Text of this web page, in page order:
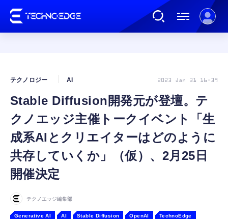
AI
ガジェット
ゲーム
Stable Diffusion開発元が登壇。テ
クノエッジ主催トークイベント「生
成系AIとクリエイターはどのように
共存していくか」（仮）、2月25日
開催決定
テクノロジー AI 2023 Jan 31 16:39
テクノエッジ編集部
Generative AI AI Stable Diffusion OpenAI TechnoEdge